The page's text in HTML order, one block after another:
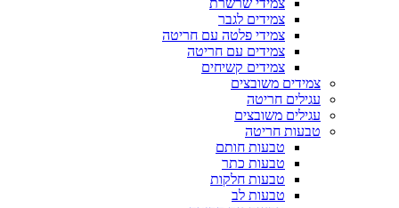
צמידים לגבר
צמידי פלטה עם חריטה
צמידים עם חריטה
צמידים קשיחים
צמידים משובצים
עגילים חריטה
עגילים משובצים
טבעות חריטה
טבעות חותם
טבעות כתר
טבעות חלקות
טבעות לב